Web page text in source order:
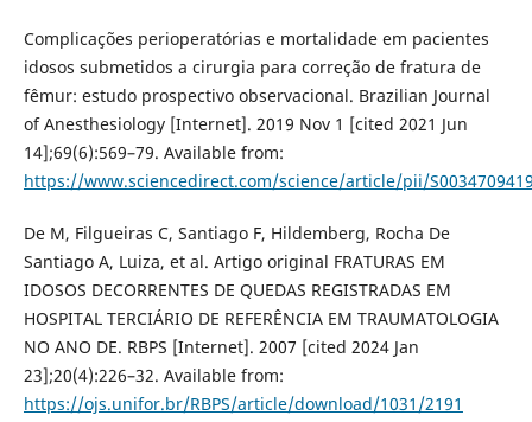
Complicações perioperatórias e mortalidade em pacientes
idosos submetidos a cirurgia para correção de fratura de
fêmur: estudo prospectivo observacional. Brazilian Journal
of Anesthesiology [Internet]. 2019 Nov 1 [cited 2021 Jun
14];69(6):569–79. Available from:
https://www.sciencedirect.com/science/article/pii/
De M, Filgueiras C, Santiago F, Hildemberg, Rocha De
Santiago A, Luiza, et al. Artigo original FRATURAS EM
IDOSOS DECORRENTES DE QUEDAS REGISTRADAS EM
HOSPITAL TERCIÁRIO DE REFERÊNCIA EM TRAUMATOLOGIA
NO ANO DE. RBPS [Internet]. 2007 [cited 2024 Jan
23];20(4):226–32. Available from:
https://ojs.unifor.br/RBPS/article/download/1031/2191